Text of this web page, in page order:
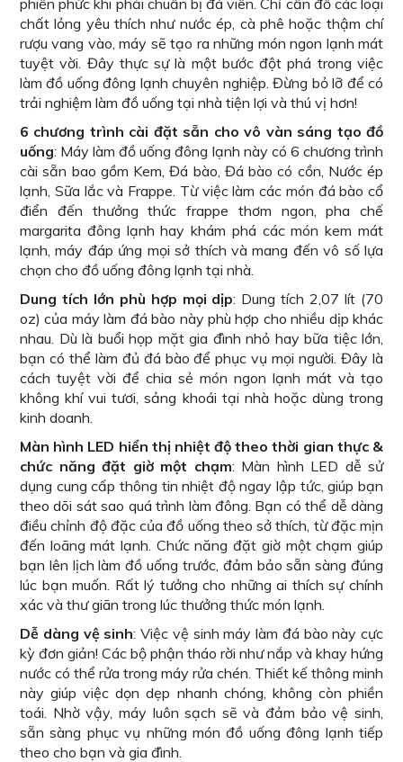
chất lỏng yêu thích như nước ép, cà phê hoặc thậm chí
rượu vang vào, máy sẽ tạo ra những món ngon lạnh mát
tuyệt vời. Đây thực sự là một bước đột phá trong việc
làm đồ uống đông lạnh chuyên nghiệp. Đừng bỏ lỡ để có
trải nghiệm làm đồ uống tại nhà tiện lợi và thú vị hơn!
6 chương trình cài đặt sẵn cho vô vàn sáng tạo đồ
uống: Máy làm đồ uống đông lạnh này có 6 chương trình
cài sẵn bao gồm Kem, Đá bào, Đá bào có cồn, Nước ép
lạnh, Sữa lắc và Frappe. Từ việc làm các món đá bào cổ
điển đến thưởng thức frappe thơm ngon, pha chế
margarita đông lạnh hay khám phá các món kem mát
lạnh, máy đáp ứng mọi sở thích và mang đến vô số lựa
chọn cho đồ uống đông lạnh tại nhà.
Dung tích lớn phù hợp mọi dịp: Dung tích 2,07 lít (70
oz) của máy làm đá bào này phù hợp cho nhiều dịp khác
nhau. Dù là buổi họp mặt gia đình nhỏ hay bữa tiệc lớn,
bạn có thể làm đủ đá bào để phục vụ mọi người. Đây là
cách tuyệt vời để chia sẻ món ngon lạnh mát và tạo
không khí vui tươi, sảng khoái tại nhà hoặc dùng trong
kinh doanh.
Màn hình LED hiển thị nhiệt độ theo thời gian thực &
chức năng đặt giờ một chạm: Màn hình LED dễ sử
dụng cung cấp thông tin nhiệt độ ngay lập tức, giúp bạn
theo dõi sát sao quá trình làm đông. Bạn có thể dễ dàng
điều chỉnh độ đặc của đồ uống theo sở thích, từ đặc mịn
đến loãng mát lạnh. Chức năng đặt giờ một chạm giúp
bạn lên lịch làm đồ uống trước, đảm bảo sẵn sàng đúng
lúc bạn muốn. Rất lý tưởng cho những ai thích sự chính
xác và thư giãn trong lúc thưởng thức món lạnh.
Dễ dàng vệ sinh: Việc vệ sinh máy làm đá bào này cực
kỳ đơn giản! Các bộ phận tháo rời như nắp và khay hứng
nước có thể rửa trong máy rửa chén. Thiết kế thông minh
này giúp việc dọn dẹp nhanh chóng, không còn phiền
toái. Nhờ vậy, máy luôn sạch sẽ và đảm bảo vệ sinh,
sẵn sàng phục vụ những món đồ uống đông lạnh tiếp
theo cho bạn và gia đình.